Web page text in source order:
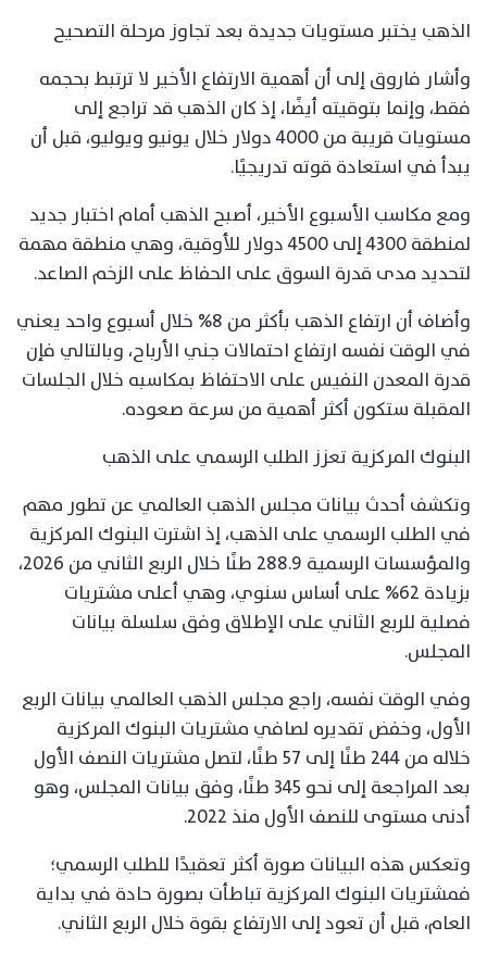
الذهب يختبر مستويات جديدة بعد تجاوز مرحلة التصحيح
وأشار فاروق إلى أن أهمية الارتفاع الأخير لا ترتبط بحجمه
فقط، وإنما بتوقيته أيضًا، إذ كان الذهب قد تراجع إلى
مستويات قريبة من 4000 دولار خلال يونيو ويوليو، قبل أن
يبدأ في استعادة قوته تدريجيًا.
ومع مكاسب الأسبوع الأخير، أصبح الذهب أمام اختبار جديد
لمنطقة 4300 إلى 4500 دولار للأوقية، وهي منطقة مهمة
لتحديد مدى قدرة السوق على الحفاظ على الزخم الصاعد.
وأضاف أن ارتفاع الذهب بأكثر من 8% خلال أسبوع واحد يعني
في الوقت نفسه ارتفاع احتمالات جني الأرباح، وبالتالي فإن
قدرة المعدن النفيس على الاحتفاظ بمكاسبه خلال الجلسات
المقبلة ستكون أكثر أهمية من سرعة صعوده.
البنوك المركزية تعزز الطلب الرسمي على الذهب
وتكشف أحدث بيانات مجلس الذهب العالمي عن تطور مهم
في الطلب الرسمي على الذهب، إذ اشترت البنوك المركزية
والمؤسسات الرسمية 288.9 طنًا خلال الربع الثاني من 2026،
بزيادة 62% على أساس سنوي، وهي أعلى مشتريات
فصلية للربع الثاني على الإطلاق وفق سلسلة بيانات
المجلس.
وفي الوقت نفسه، راجع مجلس الذهب العالمي بيانات الربع
الأول، وخفض تقديره لصافي مشتريات البنوك المركزية
خلاله من 244 طنًا إلى 57 طنًا، لتصل مشتريات النصف الأول
بعد المراجعة إلى نحو 345 طنًا، وفق بيانات المجلس، وهو
أدنى مستوى للنصف الأول منذ 2022.
وتعكس هذه البيانات صورة أكثر تعقيدًا للطلب الرسمي؛
فمشتريات البنوك المركزية تباطأت بصورة حادة في بداية
العام، قبل أن تعود إلى الارتفاع بقوة خلال الربع الثاني.